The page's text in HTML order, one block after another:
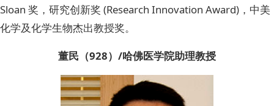
Sloan 奖，研究创新奖 (Research Innovation Award)，中美
化学及化学生物杰出教授奖。
董民（928）/哈佛医学院助理教授